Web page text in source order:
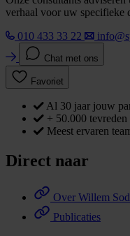
verhaal voor uw specifieke
010 433 33 22
Chat met ons
Favoriet
Al 30 jaar jouw
+ 50.000
Meest ervaren
Direct naar
Over Willem
Publicaties